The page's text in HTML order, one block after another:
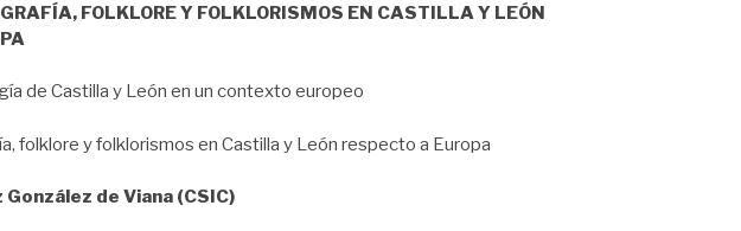
FOLKLORE Y FOLKLORISMOS EN CASTILLA Y LEÓN
de Castilla y León en un contexto europeo
folklore y folklorismos en Castilla y León respecto a Europa
de Viana (CSIC)